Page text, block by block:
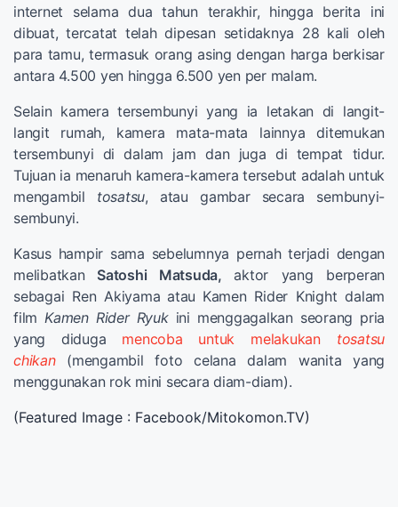
internet selama dua tahun terakhir, hingga berita ini
dibuat, tercatat telah dipesan setidaknya 28 kali oleh
para tamu, termasuk orang asing dengan harga berkisar
antara 4.500 yen hingga 6.500 yen per malam.
Selain kamera tersembunyi yang ia letakan di langit-
langit rumah, kamera mata-mata lainnya ditemukan
tersembunyi di dalam jam dan juga di tempat tidur.
Tujuan ia menaruh kamera-kamera tersebut adalah untuk
mengambil tosatsu, atau gambar secara sembunyi-
sembunyi.
Kasus hampir sama sebelumnya pernah terjadi dengan
melibatkanSatoshi Matsuda,aktor yang berperan
sebagai Ren Akiyama atau Kamen Rider Knight dalam
film Kamen Rider Ryuk ini menggagalkan seorang pria
yang diduga mencoba untuk melakukan tosatsu
chikan(mengambil foto celana dalam wanita yang
menggunakan rok mini secara diam-diam).
(Featured Image : Facebook/Mitokomon.TV)